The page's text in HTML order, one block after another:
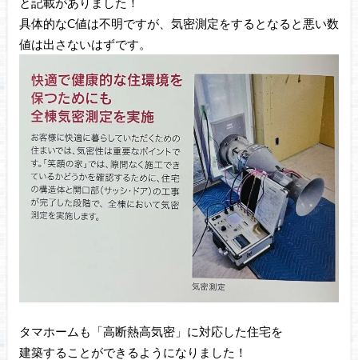
具体的なC値は不明ですが、気密測定をするとなると悪い数
値は出さないはずです。
タマホームも「高断熱高気密」に対応した住宅を
建築することができるようになりました！